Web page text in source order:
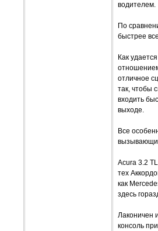
водителем.
По
быстрее
Как
отличное
так, чтобы
входить
выходе.
Все
Acura 3.2
тех
как
здесь
Лаконичен
консоль